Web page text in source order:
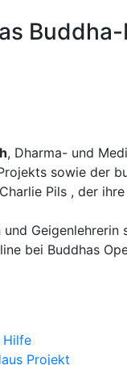
, Dharma- und
sowie der
Pils , der
und Geigenlehrerin
bei Buddhas
Hilfe
Projekt